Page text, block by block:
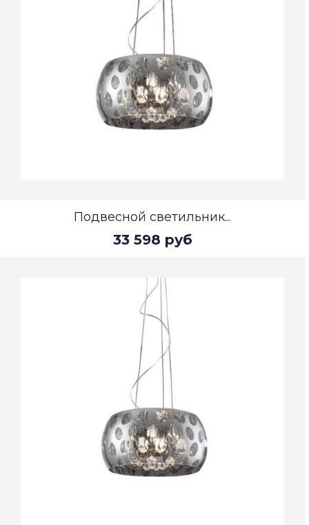
Подвесной светильник...
33 598 руб